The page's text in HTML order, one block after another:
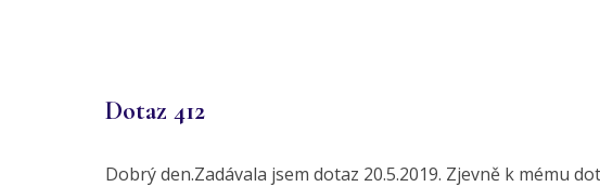
Dotaz 412
Dobrý den.Zadávala jsem dotaz 20.5.2019. Zjevně k mému